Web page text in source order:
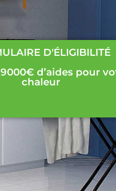
D'ÉLIGIBILITÉ
d’aides pour
chaleur